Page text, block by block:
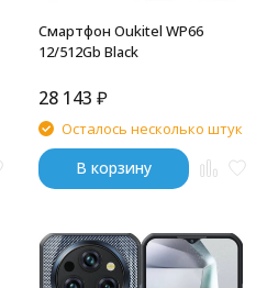
Смартфон Oukitel WP66
12/512Gb Black
28 143 ₽
Осталось несколько штук
В корзину